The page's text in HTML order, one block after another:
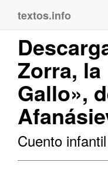
textos.info
Zorra,
Gallo»,
Cuento infantil